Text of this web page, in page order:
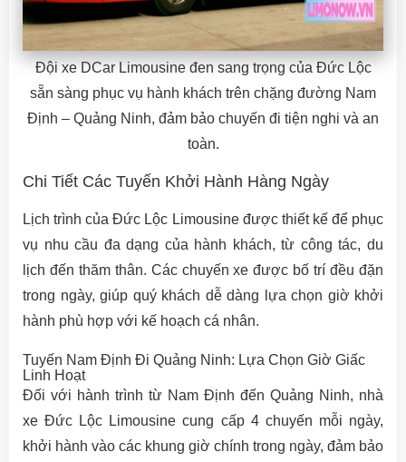
Đội xe DCar Limousine đen sang trọng của Đức Lộc
sẵn sàng phục vụ hành khách trên chặng đường Nam
Định – Quảng Ninh, đảm bảo chuyến đi tiện nghi và an
toàn.
Chi Tiết Các Tuyến Khởi Hành Hàng Ngày
Lịch trình của Đức Lộc Limousine được thiết kế để phục
vụ nhu cầu đa dạng của hành khách, từ công tác, du
lịch đến thăm thân. Các chuyến xe được bố trí đều đặn
trong ngày, giúp quý khách dễ dàng lựa chọn giờ khởi
hành phù hợp với kế hoạch cá nhân.
Tuyến Nam Định Đi Quảng Ninh: Lựa Chọn Giờ Giấc
Linh Hoạt
Đối với hành trình từ Nam Định đến Quảng Ninh, nhà
xe Đức Lộc Limousine cung cấp 4 chuyến mỗi ngày,
khởi hành vào các khung giờ chính trong ngày, đảm bảo